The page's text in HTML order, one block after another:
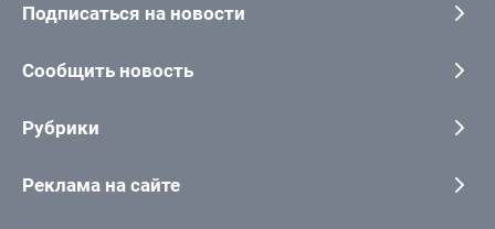
Подписаться на новости
Сообщить новость
Рубрики
Реклама на сайте